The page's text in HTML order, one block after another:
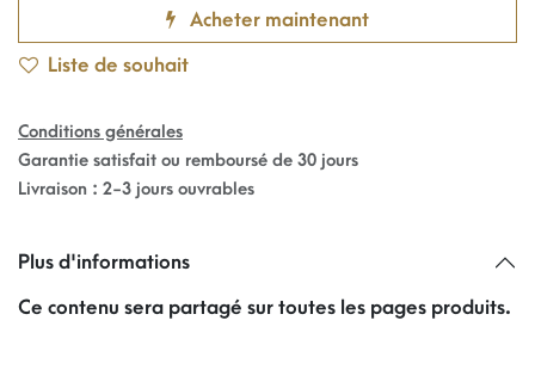
Acheter maintenant
Liste de souhait
Conditions générales
Garantie satisfait ou remboursé de 30 jours
Livraison : 2-3 jours ouvrables
Plus d'informations
Ce contenu sera partagé sur toutes les pages produits.